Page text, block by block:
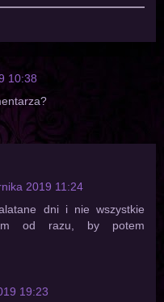
10:38
2019 11:24
dni i nie wszystkie
od razu, by potem
19:23